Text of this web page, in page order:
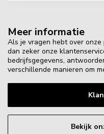
Meer informatie
Als je vragen hebt over
dan zeker onze
bedrijfsgegevens,
verschillende manieren om
Bekijk